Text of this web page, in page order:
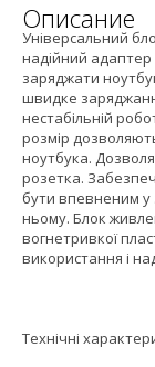
Описание
Універсальний
надійний
заряджати
швидке
нестабільній
розмір
ноутбука.
розетка.
бути впевненим у
ньому. Блок
вогнетривкої
використання і
Технічні